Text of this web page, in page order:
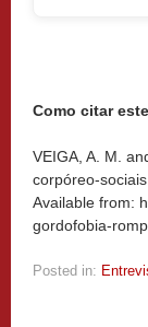
Como citar
VEIGA, A. M.
corpóreo-sociais
Available from:
gordofobia-
Posted in: